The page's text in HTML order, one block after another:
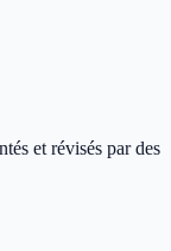
et révisés par des